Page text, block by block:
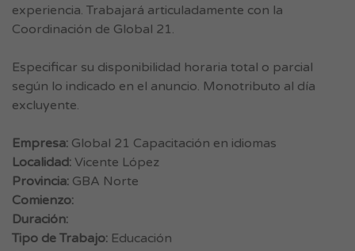
experiencia. Trabajará articuladamente con la
Coordinación de Global 21.
Especificar su disponibilidad horaria total o parcial
según lo indicado en el anuncio. Monotributo al día
excluyente.
Empresa: Global 21 Capacitación en idiomas
Localidad: Vicente López
Provincia: GBA Norte
Comienzo:
Duración:
Tipo de Trabajo: Educación